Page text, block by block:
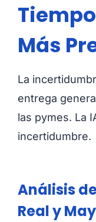
Más
La
entrega
las pymes. La
incertidumbre.
Análisis
Real y